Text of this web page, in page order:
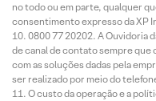
no todo ou em parte, qualquer
consentimento expresso da XP
0800 77 20202. A Ouvidoria
de canal de contato sempre
com as soluções dadas pela
ser realizado por meio do
O custo da operação e a